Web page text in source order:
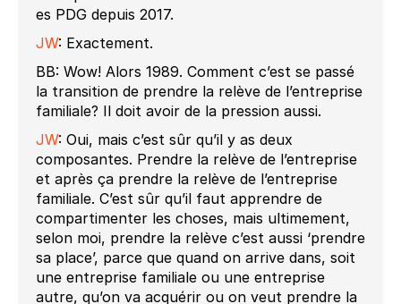
es PDG depuis 2017.
JW: Exactement.
BB: Wow! Alors 1989. Comment c’est se passé
la transition de prendre la relève de l’entreprise
familiale? Il doit avoir de la pression aussi.
JW: Oui, mais c’est sûr qu’il y as deux
composantes. Prendre la relève de l’entreprise
et après ça prendre la relève de l’entreprise
familiale. C’est sûr qu’il faut apprendre de
compartimenter les choses, mais ultimement,
selon moi, prendre la relève c’est aussi ‘prendre
sa place’, parce que quand on arrive dans, soit
une entreprise familiale ou une entreprise
autre, qu’on va acquérir ou on veut prendre la